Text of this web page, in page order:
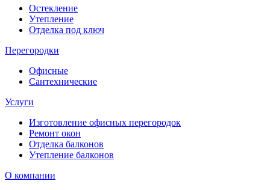
Остекление
Утепление
Отделка под ключ
Перегородки
Офисные
Сантехнические
Услуги
Изготовление офисных перегородок
Ремонт окон
Отделка балконов
Утепление балконов
О компании